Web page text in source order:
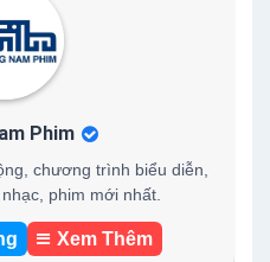
Phim
chương trình biểu diễn,
phim mới nhất.
Xem Thêm